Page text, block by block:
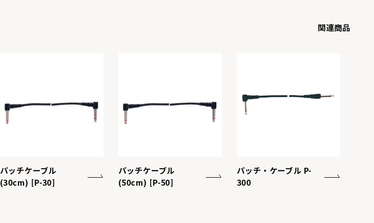
関連商品
パッチケーブル
(30cm) [P-30]
パッチケーブル
(50cm) [P-50]
パッチ・ケーブル P-
300